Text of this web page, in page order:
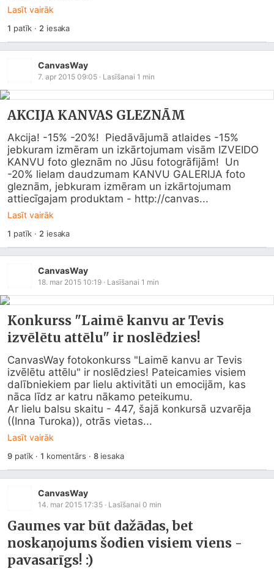
Lasīt vairāk
1 patīk · 2 iesaka
CanvasWay
7. apr 2015 09:05 · Lasīšanai 1 min
AKCIJA KANVAS GLEZNĀM
Akcija! -15% -20%!  Piedāvājumā atlaides -15%
jebkuram izmēram un izkārtojumam visām IZVEIDO
KANVU foto gleznām no Jūsu fotogrāfijām!  Un
-20% lielam daudzumam KANVU GALERIJA foto
gleznām, jebkuram izmēram un izkārtojumam
attiecīgajam produktam - http://canvas...
Lasīt vairāk
1 patīk · 2 iesaka
CanvasWay
18. mar 2015 10:19 · Lasīšanai 1 min
Konkurss "Laimē kanvu ar Tevis
izvēlētu attēlu" ir noslēdzies!
CanvasWay fotokonkurss "Laimē kanvu ar Tevis
izvēlētu attēlu" ir noslēdzies! Pateicamies visiem
dalībniekiem par lielu aktivitāti un emocijām, kas
nāca līdz ar katru nākamo peteikumu.
Ar lielu balsu skaitu - 447, šajā konkursā uzvarēja
((Inna Turoka)), otrās vietas...
Lasīt vairāk
9patīk ·1 komentārs · 8iesaka
CanvasWay
14. mar 2015 17:35 · Lasīšanai 0 min
Gaumes var būt dažādas, bet
noskaņojums šodien visiem viens -
pavasarīgs! :)